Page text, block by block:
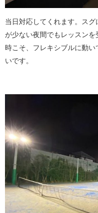
当日対応してくれます。ス
が少ない夜間でもレッスン
時こそ、フレキシブルに動
いです。